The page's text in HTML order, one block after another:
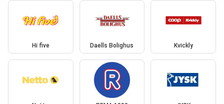
Hi five Daells Bolighus Kvickly